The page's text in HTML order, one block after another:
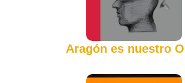
Aragón es nuestro